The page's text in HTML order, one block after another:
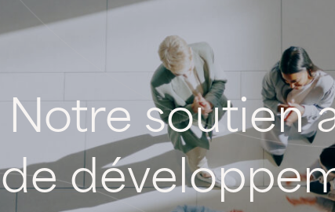
Notre soutien
de